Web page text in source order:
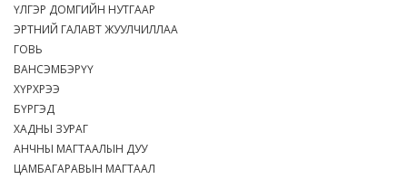
ҮЛГЭР ДОМГИЙН НУТГААР
ЭРТНИЙ ГАЛАВТ ЖУУЛЧИЛЛАА
ГОВЬ
ВАНСЭМБЭРҮҮ
ХҮРХРЭЭ
БҮРГЭД
ХАДНЫ ЗУРАГ
АНЧНЫ МАГТААЛЫН ДУУ
ЦАМБАГАРАВЫН МАГТААЛ